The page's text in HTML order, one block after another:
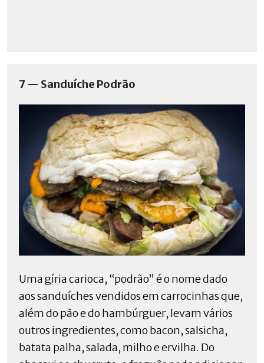
7 — Sanduíche Podrão
Uma gíria carioca, “podrão” é o nome dado
aos sanduíches vendidos em carrocinhas que,
além do pão e do hambúrguer, levam vários
outros ingredientes, como bacon, salsicha,
batata palha, salada, milho e ervilha. Do